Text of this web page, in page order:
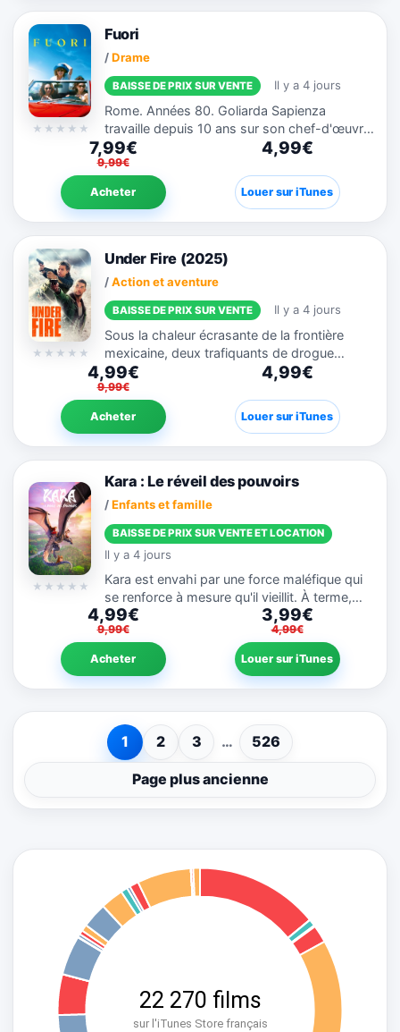
Fuori
/Drame
BAISSE DE PRIX SUR VENTE Il y a 4 jours
Rome. Années 80. Goliarda Sapienza
travaille depuis 10 ans sur son chef-d'œuvre
« L'Art de la joie ». Mais son manuscrit est
rejeté par toutes les maisons d'édition.
Désespérée,...
7,99€
9,99€
Acheter
4,99€
Louer sur iTunes
Under Fire (2025)
/Action et aventure
BAISSE DE PRIX SUR VENTE Il y a 4 jours
Sous la chaleur écrasante de la frontière
mexicaine, deux trafiquants de drogue
rivaux, Griff et Abbott, se retrouvent pour
une transaction routinière. Mais au moment
de l’échange, tous...
4,99€
9,99€
Acheter
4,99€
Louer sur iTunes
Kara : Le réveil des pouvoirs
/Enfants et famille
BAISSE DE PRIX SUR VENTE ET LOCATION
Il y a 4 jours
Kara est envahi par une force maléfique qui
se renforce à mesure qu'il vieillit. À terme,
cette force aura suffisamment de puissance
pour détruire le monde entier. Pour éviter
qu'une telle...
4,99€
9,99€
Acheter
3,99€
4,99€
Louer sur iTunes
1 2 3 … 526
Page plus ancienne